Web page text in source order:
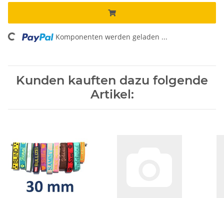
Loading... Komponenten werden geladen ...
Kunden kauften dazu folgende
Artikel: